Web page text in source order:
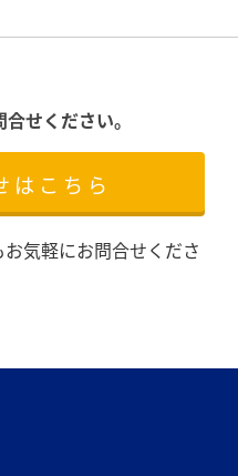
せください。
はこちら
気軽にお問合せくださ